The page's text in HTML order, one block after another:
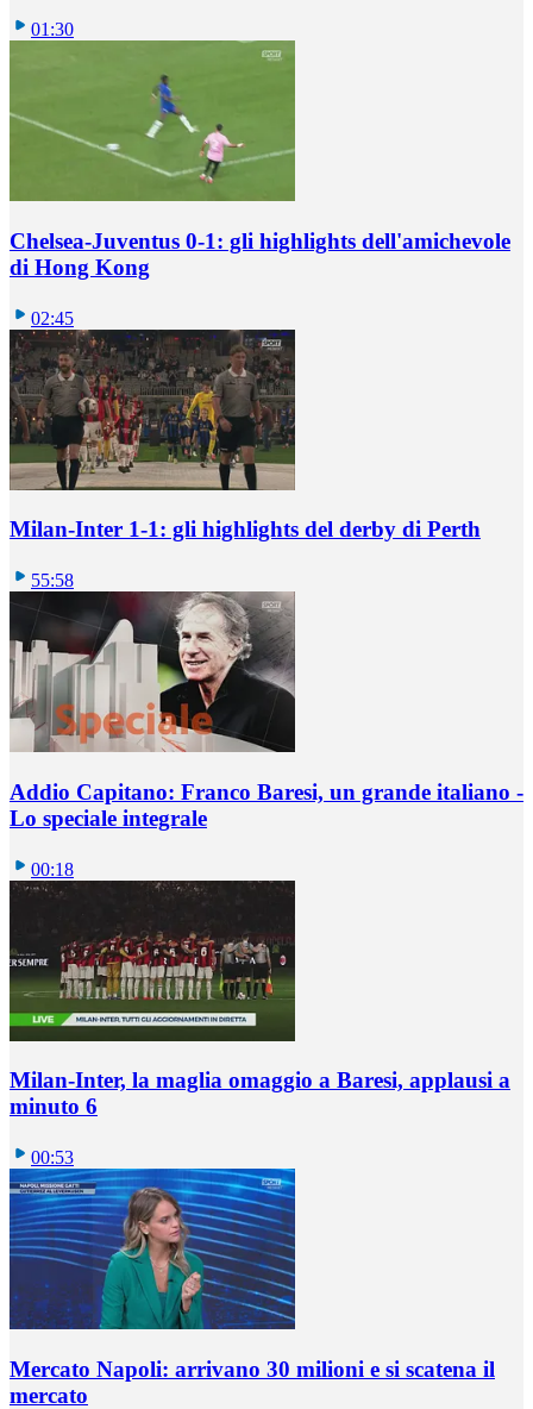
01:30
Chelsea-Juventus 0-1: gli highlights dell'amichevole
di Hong Kong
02:45
Milan-Inter 1-1: gli highlights del derby di Perth
55:58
Addio Capitano: Franco Baresi, un grande italiano -
Lo speciale integrale
00:18
Milan-Inter, la maglia omaggio a Baresi, applausi a
minuto 6
00:53
Mercato Napoli: arrivano 30 milioni e si scatena il
mercato